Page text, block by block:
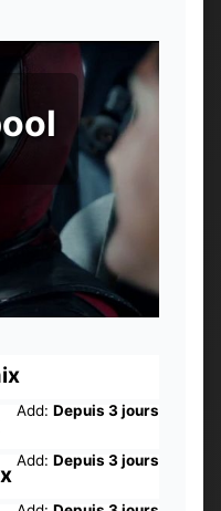
Add: Depuis 3 jours
Add: Depuis 3 jours